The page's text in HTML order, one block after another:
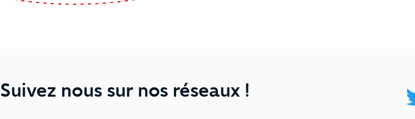
Suivez nous sur nos réseaux !